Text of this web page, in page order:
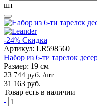
шт
-24% Скидка
Артикул: LR598560
Набор из 6-ти тарелок
Размер: 19 см
23 744 руб. /шт
31 163 руб.
Товар есть в наличии
-